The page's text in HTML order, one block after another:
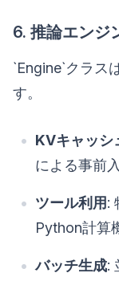
6. 推論エンジ
`Engine`クラス
す。
KVキャッシ
による事前
ツール利用:
Python計算
バッチ生成: